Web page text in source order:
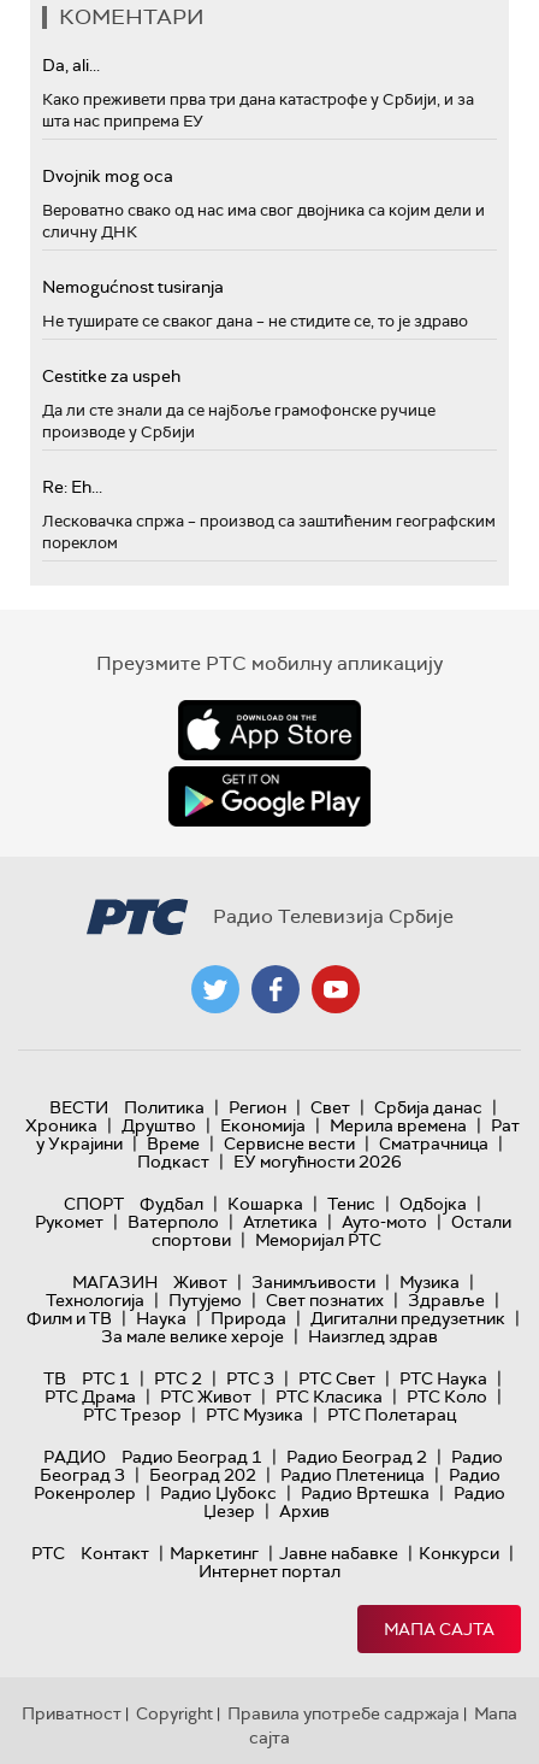
КОМЕНТАРИ
Da, ali...
Како преживети прва три дана катастрофе у Србији, и за
шта нас припрема ЕУ
Dvojnik mog oca
Вероватно свако од нас има свог двојника са којим дели и
сличну ДНК
Nemogućnost tusiranja
Не туширате се сваког дана – не стидите се, то је здраво
Cestitke za uspeh
Да ли сте знали да се најбоље грамофонске ручице
производе у Србији
Re: Eh...
Лесковачка спржа – производ са заштићеним географским
пореклом
Преузмите РТС мобилну апликацију
Радио Телевизија Србије
ВЕСТИ Политика | Регион | Свет | Србија данас |
Хроника | Друштво | Економија | Мерила времена | Рат
у Украјини | Време | Сервисне вести | Сматрачница |
Подкаст | ЕУ могућности 2026
СПОРТ
Фудбал | Кошарка | Тенис | Одбојка |
Рукомет | Ватерполо | Атлетика | Ауто-мото | Остали
спортови | Меморијал РТС
МАГАЗИН
Живот | Занимљивости | Музика |
Технологијa | Путујемо | Свет познатих | Здравље |
Филм и ТВ | Наука | Природа | Дигитални предузетник |
За мале велике хероје | Наизглед здрав
ТВ
РТС 1 | РТС 2 | РТС 3 | РТС Свет | РТС Наука |
РТС Драма | РТС Живот | РТС Класика | РТС Коло |
РТС Трезор | РТС Музика | РТС Полетарац
РАДИО
Радио Београд 1 | Радио Београд 2 | Радио
Београд 3 | Београд 202 | Радио Плетеница | Радио
Рокенролер | Радио Џубокс | Радио Вртешка | Радио
Џезер | Архив
РТС
Контакт | Маркетинг | Јавне набавке | Конкурси |
Интернет портал
МАПА САЈТА
Приватност | Copyright | Правила употребе садржаја | Мапа
сајта